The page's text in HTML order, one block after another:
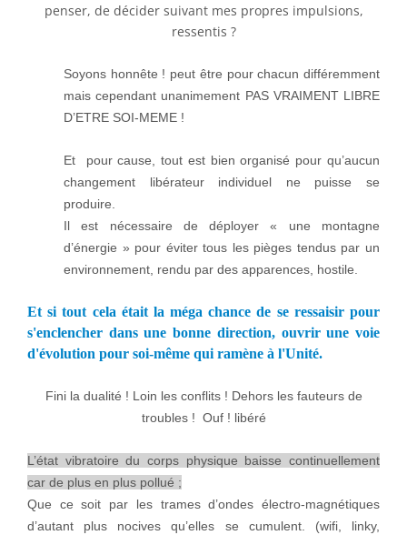
penser, de décider suivant mes propres impulsions,
ressentis ?
Soyons honnête ! peut être pour chacun différemment
mais cependant unanimement PAS VRAIMENT LIBRE
D’ETRE SOI-MEME !
Et pour cause, tout est bien organisé pour qu’aucun
changement libérateur individuel ne puisse se
produire.
Il est nécessaire de déployer « une montagne
d’énergie » pour éviter tous les pièges tendus par un
environnement, rendu par des apparences, hostile.
Et si tout cela était la méga chance de se ressaisir pour
s'enclencher dans une bonne direction, ouvrir une voie
d'évolution pour soi-même qui ramène à l'Unité.
Fini la dualité ! Loin les conflits ! Dehors les fauteurs de
troubles ! Ouf ! libéré
L’état vibratoire du corps physique baisse continuellement
car de plus en plus pollué ;
Que ce soit par les trames d’ondes électro-magnétiques
d’autant plus nocives qu’elles se cumulent. (wifi, linky,